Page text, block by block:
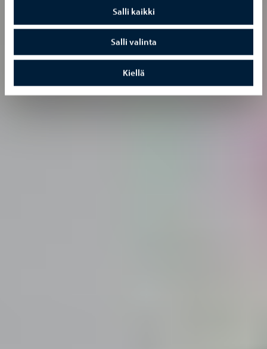
Salli kaikki
Salli valinta
Kiellä